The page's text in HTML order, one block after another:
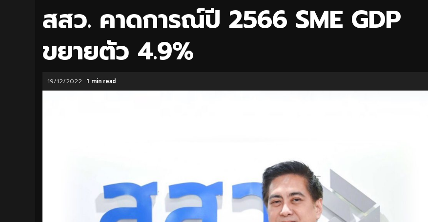
สสว. คาดการณ์ปี 2566 SME GDP
ขยายตัว 4.9%
19/12/2022 1 min read